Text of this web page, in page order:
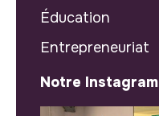
Éducation
Entrepreneuriat
Notre Instagram